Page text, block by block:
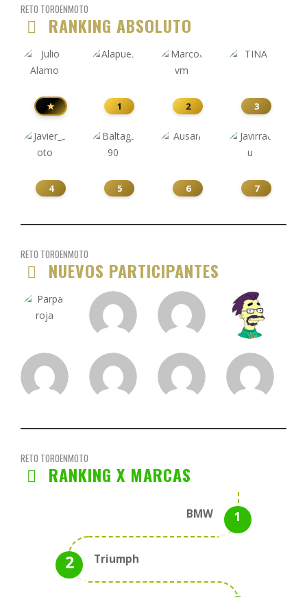
RETO TOROENMOTO
RANKING ABSOLUTO
★ 1 2 3
4 5 6 7
RETO TOROENMOTO
NUEVOS PARTICIPANTES
RETO TOROENMOTO
RANKING X MARCAS
BMW
Triumph